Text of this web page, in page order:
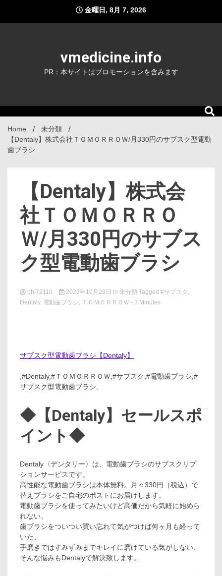
content
金曜日, 8月 7, 2026
vmedicine.info
PR：本サイトはプロモーションを含みます
Home
未分類
【Dentaly】株式会社ＴＯＭＯＲＲＯＷ/月330円のサブスク型電動
歯ブラシ
【Dentaly】株式会
社ＴＯＭＯＲＲＯ
Ｗ/月330円のサブス
ク型電動歯ブラシ
phi72110 2023年10月23日 in 未分類 Tagged #サブスク ,
Dentaly, 電動歯ブラシ, ＴＯＭＯＲＲＯＷ - 3 Minutes
サブスク型電動歯ブラシ【Dentaly】
,#Dentaly,#ＴＯＭＯＲＲＯＷ,#サブスク,#電動歯ブラシ,#
サブスク型電動歯ブラシ,
◆【Dentaly】セールスポ
イント◆
Dentaly〈デンタリー〉は、電動歯ブラシのサブスクリプ
ションサービスです。
高性能な電動歯ブラシは本体無料。月々330円（税込）で
替えブラシをご自宅のポストにお届けします。
電動歯ブラシを使ってみたいけど高価だから気軽に始めら
れない、
歯ブラシをついつい買い忘れて気がつけば何ヶ月も経って
いた、
手磨きではすみずみまでキレイに磨けている気がしない、
そんな悩みもDentalyで解決致します。